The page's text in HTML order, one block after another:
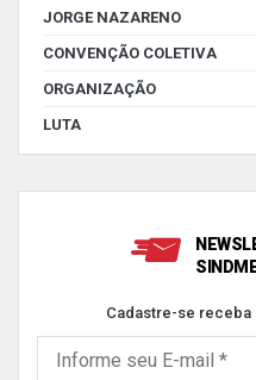
JORGE NAZARENO
CONVENÇÃO COLETIVA
ORGANIZAÇÃO
LUTA
Cadastre-se receba